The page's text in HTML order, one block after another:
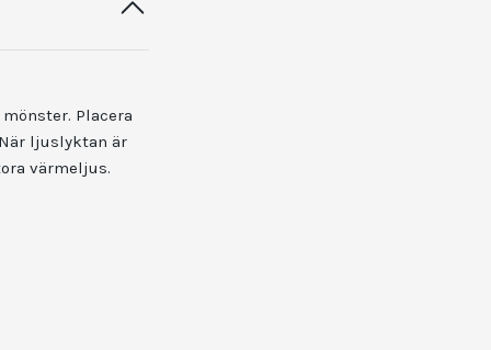
Placera
ljuslyktan är
värmeljus.